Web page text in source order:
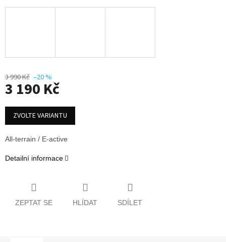
3 990 Kč –20 %
3 190 Kč
Měrná
cena:
ZVOLTE VARIANTU
All-terrain / E-active
Detailní informace
ZEPTAT SE HLÍDAT SDÍLET